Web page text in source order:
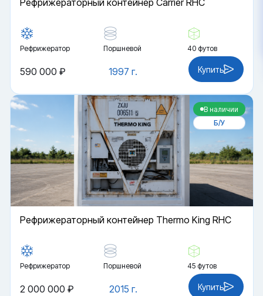
Рефрижераторный контейнер Carrier RHC
Рефрижератор Поршневой 40 футов
1997 г.
590 000 ₽ Купить
В наличии
Б/У
Рефрижераторный контейнер Thermo King RHC
Рефрижератор Поршневой 45 футов
2015 г.
2 000 000 ₽ Купить